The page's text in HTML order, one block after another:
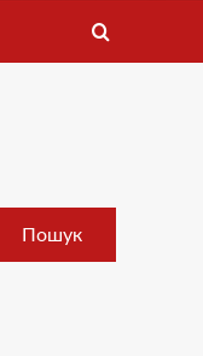
Пошук